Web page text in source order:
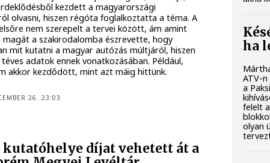
kezdett a magyarországi
olvasni, hiszen régóta foglalkoztatta a téma. A
nem szerepelt a tervei között, ám amint
magát a szakirodalomba észrevette, hogy
mit kutatni a magyar autózás múltjáról, hiszen
adatok ennek vonatkozásában. Például,
akkor kezdődött, mint azt máig hittünk.
26. 23:03
kutatóhelye díjat vehetett át a
ha
ATV-
a
felelt
olyan